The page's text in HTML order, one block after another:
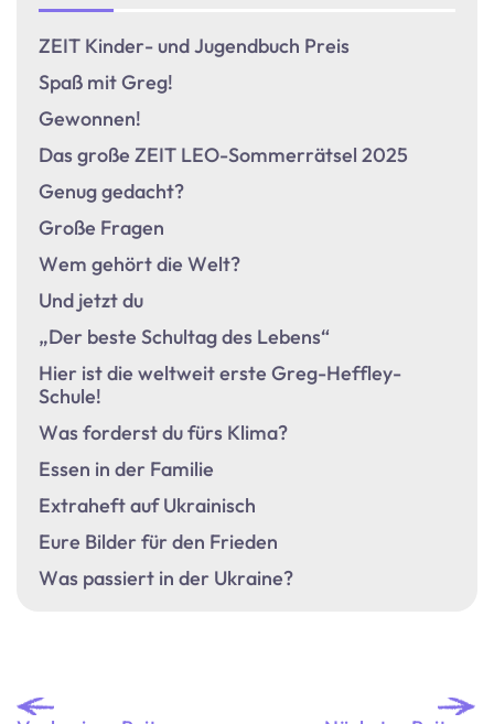
ZEIT Kinder- und Jugendbuch Preis
Spaß mit Greg!
Gewonnen!
Das große ZEIT LEO-Sommerrätsel 2025
Genug gedacht?
Große Fragen
Wem gehört die Welt?
Und jetzt du
„Der beste Schultag des Lebens“
Hier ist die weltweit erste Greg-Heffley-
Schule!
Was forderst du fürs Klima?
Essen in der Familie
Extraheft auf Ukrainisch
Eure Bilder für den Frieden
Was passiert in der Ukraine?